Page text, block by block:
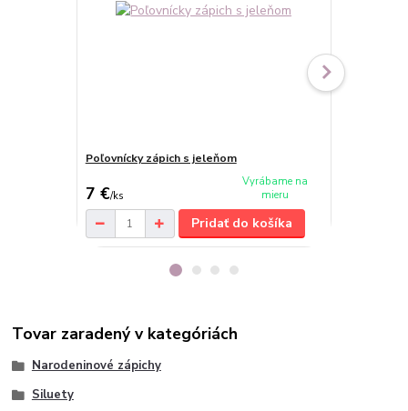
Poľovnícky zápich s jeleňom
7 €/ks
Vyrábame na
mieru
Pridať do košíka
Tovar zaradený v kategóriách
Narodeninové zápichy
Siluety